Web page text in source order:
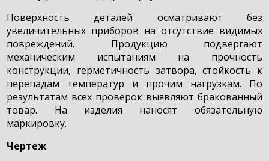
Поверхность деталей осматривают без
увеличительных приборов на отсутствие видимых
повреждений. Продукцию подвергают
механическим испытаниям на прочность
конструкции, герметичность затвора, стойкость к
перепадам температур и прочим нагрузкам. По
результатам всех проверок выявляют бракованный
товар. На изделия наносят обязательную
маркировку.
Чертеж